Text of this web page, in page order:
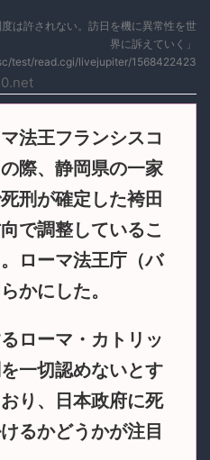
は許されない。訪日を機に異常性を世
界に訴えていく」
test/read.cgi/livejupiter/1568422423
法王フランシスコ
際、静岡県の一家
刑が確定した袴田
で調整しているこ
ローマ法王庁（バ
かにした。
ローマ・カトリッ
一切認めないとす
り、日本政府に死
るかどうかが注目